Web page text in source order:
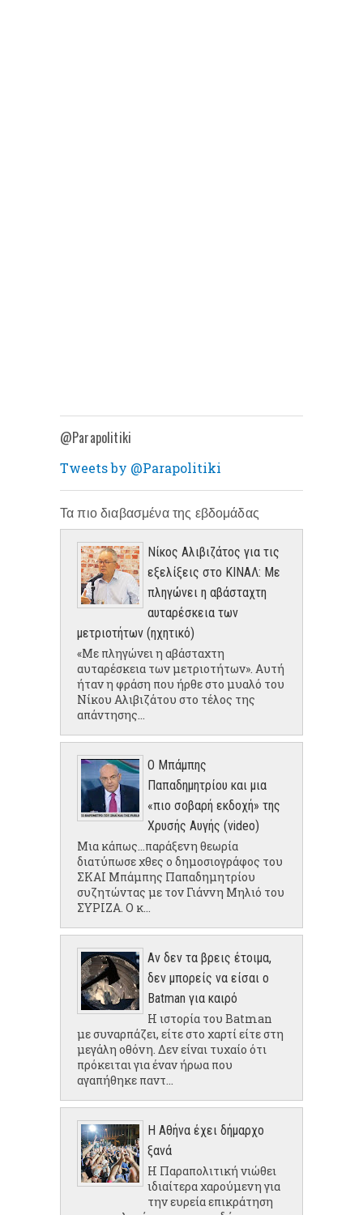
@Parapolitiki
Tweets by @Parapolitiki
Τα πιο διαβασμένα της εβδομάδας
Νίκος Αλιβιζάτος για τις
εξελίξεις στο ΚΙΝΑΛ: Με
πληγώνει η αβάσταχτη
αυταρέσκεια των
μετριοτήτων (ηχητικό)
«Με πληγώνει η αβάσταχτη
αυταρέσκεια των μετριοτήτων». Αυτή
ήταν η φράση που ήρθε στο μυαλό του
Νίκου Αλιβιζάτου στο τέλος της
απάντησης...
Ο Μπάμπης
Παπαδημητρίου και μια
«πιο σοβαρή εκδοχή» της
Χρυσής Αυγής (video)
Μια κάπως...παράξενη θεωρία
διατύπωσε χθες ο δημοσιογράφος του
ΣΚΑΙ Μπάμπης Παπαδημητρίου
συζητώντας με τον Γιάννη Μηλιό του
ΣΥΡΙΖΑ. Ο κ...
Αν δεν τα βρεις έτοιμα,
δεν μπορείς να είσαι ο
Batman για καιρό
Η ιστορία του Batman
με συναρπάζει, είτε στο χαρτί είτε στη
μεγάλη οθόνη. Δεν είναι τυχαίο ότι
πρόκειται για έναν ήρωα που
αγαπήθηκε παντ...
Η Αθήνα έχει δήμαρχο
ξανά
Η Παραπολιτική νιώθει
ιδιαίτερα χαρούμενη για
την ευρεία επικράτηση